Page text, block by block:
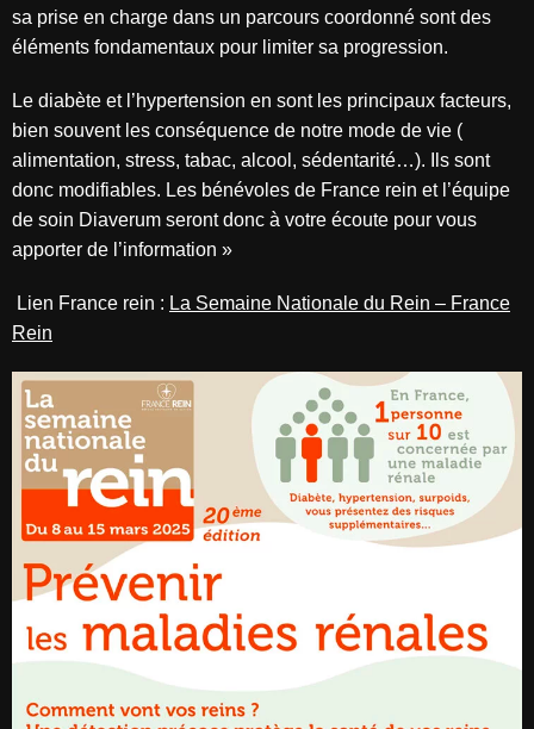
sa prise en charge dans un parcours coordonné sont des
éléments fondamentaux pour limiter sa progression.
Le diabète et l’hypertension en sont les principaux facteurs,
bien souvent les conséquence de notre mode de vie (
alimentation, stress, tabac, alcool, sédentarité…). Ils sont
donc modifiables. Les bénévoles de France rein et l’équipe
de soin Diaverum seront donc à votre écoute pour vous
apporter de l’information »
Lien France rein : La Semaine Nationale du Rein – France
Rein